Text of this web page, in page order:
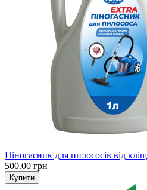
Піногасник для пилососів від
500.00 грн